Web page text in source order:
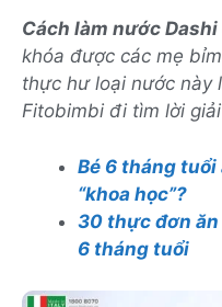
Cách làm nước
khóa được các mẹ
thực hư loại nước này
Fitobimbi đi tìm lời
Bé 6 tháng tuổi
“khoa học”?
30 thực đơn
6 tháng tuổi